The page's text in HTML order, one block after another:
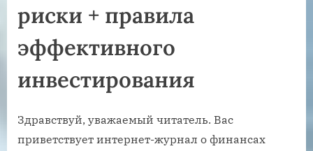
риски + правила
эффективного
инвестирования
Здравствуй, уважаемый читатель. Вас
приветствует интернет-журнал о финансах